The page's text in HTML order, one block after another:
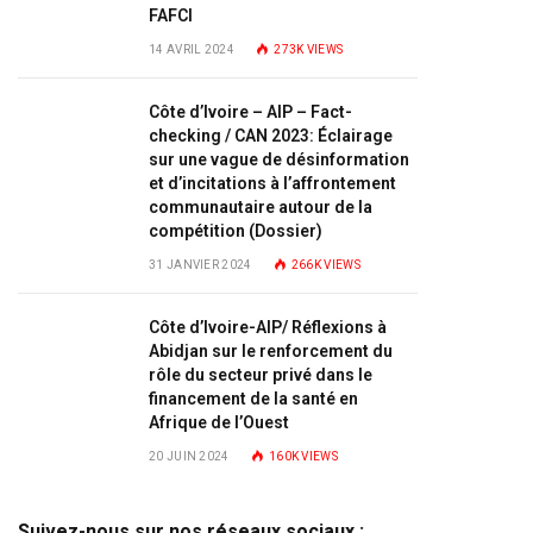
FAFCI
14 AVRIL 2024 273K VIEWS
Côte d’Ivoire – AIP – Fact-
checking / CAN 2023: Éclairage
sur une vague de désinformation
et d’incitations à l’affrontement
communautaire autour de la
compétition (Dossier)
31 JANVIER 2024 266KVIEWS
Côte d’Ivoire-AIP/ Réflexions à
Abidjan sur le renforcement du
rôle du secteur privé dans le
financement de la santé en
Afrique de l’Ouest
20 JUIN 2024 160KVIEWS